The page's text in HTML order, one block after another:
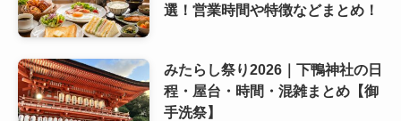
選！営業時間や特徴などまとめ！
みたらし祭り2026｜下鴨神社の日
程・屋台・時間・混雑まとめ【御
手洗祭】